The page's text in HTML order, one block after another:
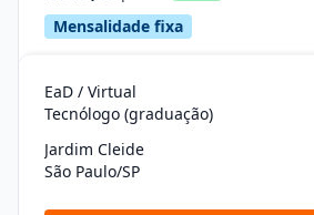
Mensalidade fixa
EaD / Virtual
Tecnólogo (graduação)
Jardim Cleide
São Paulo/SP